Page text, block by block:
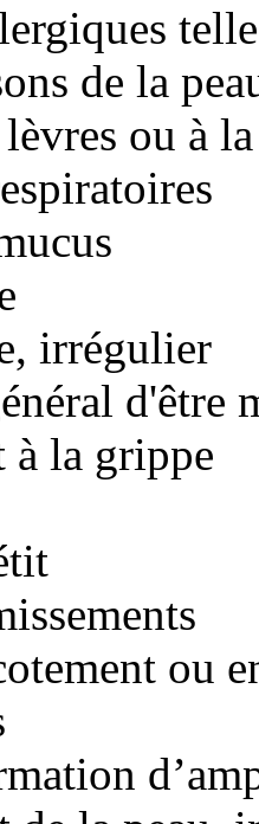
de la
ou à
irrégulier
d'être
à la grippe
ou